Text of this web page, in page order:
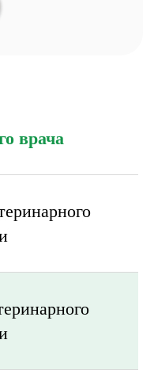
врача